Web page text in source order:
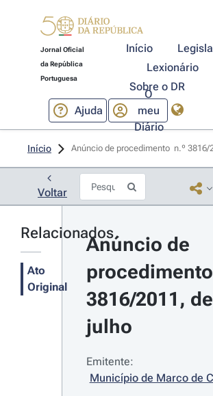
Jornal Oficial
da República
Portuguesa
Início
Lexionário
Sobre o DR
Ajuda
O
meu
Diário
Início Anúncio de procedimento  n.º 3816/
Voltar
Relacionados
Ato
Original
Anúncio de
3816/2011,
julho
Emitente:
Município de Marco de